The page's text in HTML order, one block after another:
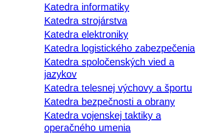
Katedra informatiky
Katedra strojárstva
Katedra elektroniky
Katedra logistického zabezpečenia
Katedra spoločenských vied a
jazykov
Katedra telesnej výchovy a športu
Katedra bezpečnosti a obrany
Katedra vojenskej taktiky a
operačného umenia